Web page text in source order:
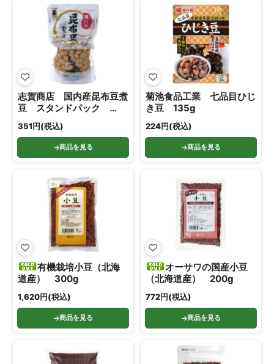
志賀商店 国内産昆布豆煮
豆 スタンドパック
180g
351円(税込)
商品を見る
菊池食品工業 七品目ひじ
き豆 135g
224円(税込)
商品を見る
有機栽培小豆（北海
道産） 300g
1,620円(税込)
商品を見る
オーサワの国産小豆
（北海道産） 200g
772円(税込)
商品を見る